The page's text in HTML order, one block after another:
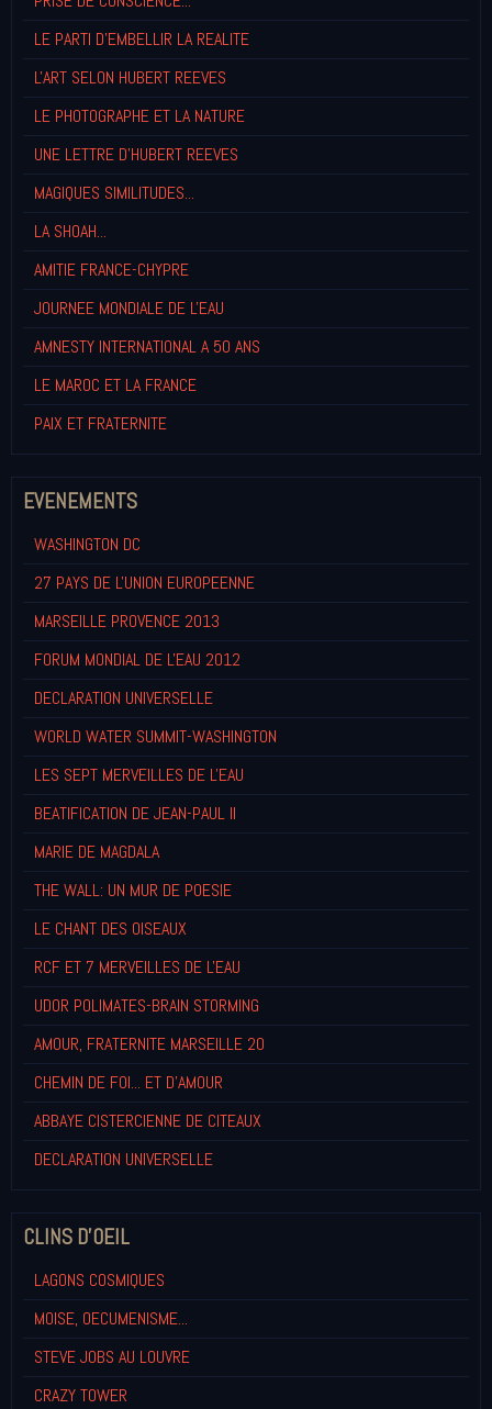
LE PARTI D'EMBELLIR LA REALITE
L'ART SELON HUBERT REEVES
LE PHOTOGRAPHE ET LA NATURE
UNE LETTRE D'HUBERT REEVES
MAGIQUES SIMILITUDES...
LA SHOAH...
AMITIE FRANCE-CHYPRE
JOURNEE MONDIALE DE L'EAU
AMNESTY INTERNATIONAL A 50 ANS
LE MAROC ET LA FRANCE
PAIX ET FRATERNITE
EVENEMENTS
WASHINGTON DC
27 PAYS DE L'UNION EUROPEENNE
MARSEILLE PROVENCE 2013
FORUM MONDIAL DE L'EAU 2012
DECLARATION UNIVERSELLE
WORLD WATER SUMMIT-WASHINGTON
LES SEPT MERVEILLES DE L'EAU
BEATIFICATION DE JEAN-PAUL II
MARIE DE MAGDALA
THE WALL: UN MUR DE POESIE
LE CHANT DES OISEAUX
RCF ET 7 MERVEILLES DE L'EAU
UDOR POLIMATES-BRAIN STORMING
AMOUR, FRATERNITE MARSEILLE 20
CHEMIN DE FOI... ET D'AMOUR
ABBAYE CISTERCIENNE DE CITEAUX
DECLARATION UNIVERSELLE
CLINS D'OEIL
LAGONS COSMIQUES
MOISE, OECUMENISME...
STEVE JOBS AU LOUVRE
CRAZY TOWER